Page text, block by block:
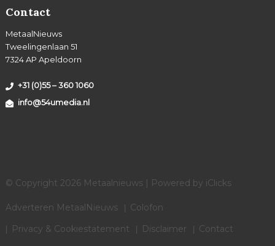
Contact
MetaalNieuws
Tweelingenlaan 51
7324 AP Apeldoorn
+31 (0)55 – 360 1060
info@54umedia.nl
© Copyright 2026 Metaalnieuws | Powered by iClicks
Adverteren MetaalNieuws
Colofon
Privacy & Cookiestatement
Disclaimer
Contact